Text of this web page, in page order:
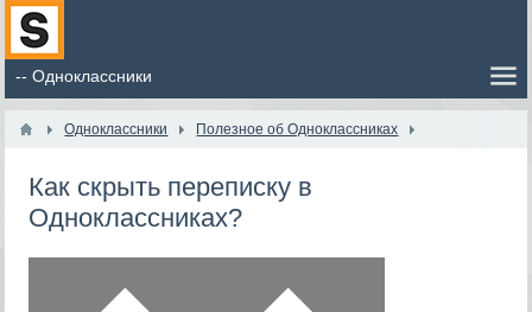
Одноклассники Полезное об Одноклассниках
Как скрыть переписку в
Одноклассниках?